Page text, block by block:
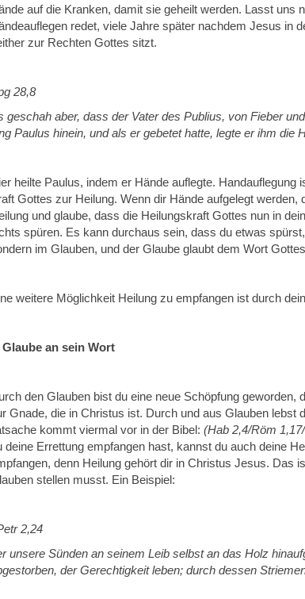
auf die Kranken, damit sie geheilt werden. Lasst uns
redet, viele Jahre später nachdem Jesus in
zur Rechten Gottes sitzt.
28,8
geschah aber, dass der Vater des Publius, von Fieber
Paulus hinein, und als er gebetet hatte, legte er ihm die
heilte Paulus, indem er Hände auflegte. Handauflegung
Gottes zur Heilung. Wenn dir Hände aufgelegt werden,
und glaube, dass die Heilungskraft Gottes nun in
spüren. Es kann durchaus sein, dass du etwas
im Glauben, und der Glaube glaubt dem Wort
weitere Möglichkeit Heilung zu empfangen ist durch
Glaube an sein Wort
den Glauben bist du eine neue Schöpfung geworden,
Gnade, die in Christus ist. Durch und aus Glauben lebst
kommt viermal vor in der Bibel: (Hab 2,4/Röm
deine Errettung empfangen hast, kannst du auch deine
denn Heilung gehört dir in Christus Jesus. Das
stellen musst. Ein Beispiel:
2,24
unsere Sünden an seinem Leib selbst an das Holz
der Gerechtigkeit leben; durch dessen